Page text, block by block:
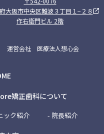
大阪市中央区難波３丁目１−２８
作右衛門ビル 2階
運営会社 医療法人想心会
矯正歯科について
ック紹介 - 院長紹介